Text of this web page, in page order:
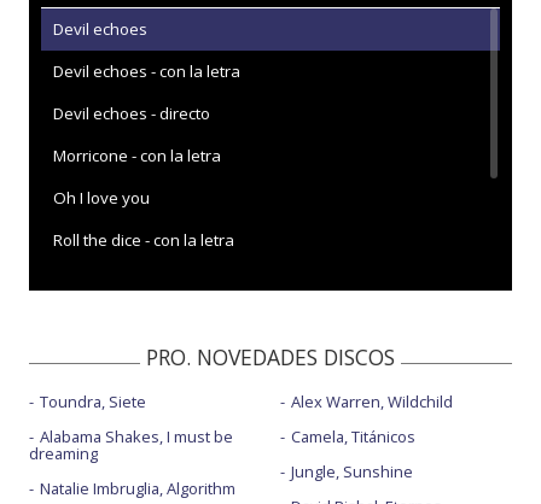
Devil echoes
Devil echoes - con la letra
Devil echoes - directo
Morricone - con la letra
Oh I love you
Roll the dice - con la letra
PRO. NOVEDADES DISCOS
Toundra, Siete
Alabama Shakes, I must be
dreaming
Natalie Imbruglia, Algorithm
Alex Warren, Wildchild
Camela, Titánicos
Jungle, Sunshine